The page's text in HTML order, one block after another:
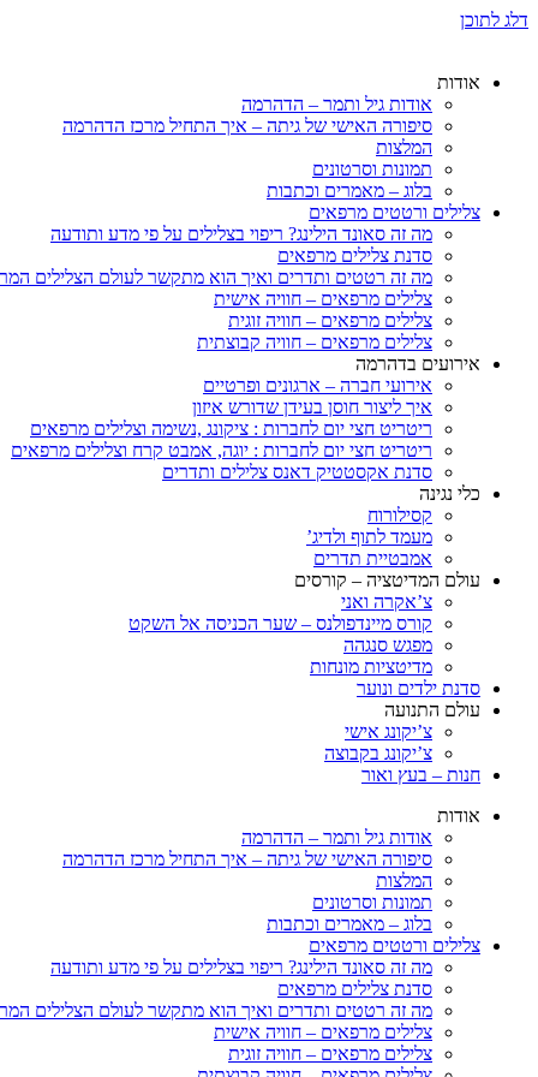
דלג לתוכן
אודות
אודות גיל ותמר – הדהרמה
סיפורה האישי של גיתה – איך התחיל מרכז הדהרמה
המלצות
תמונות וסרטונים
בלוג – מאמרים וכתבות
צלילים ורטטים מרפאים
מה זה סאונד הילינג? ריפוי בצלילים על פי מדע ותודעה
סדנת צלילים מרפאים
מה זה רטטים ותדרים ואיך הוא מתקשר לעולם הצלילים
צלילים מרפאים – חוויה אישית
צלילים מרפאים – חוויה זוגית
צלילים מרפאים – חוויה קבוצתית
אירועים בדהרמה
אירועי חברה – ארגונים ופרטיים
איך ליצור חוסן בעידן שדורש איזון
ריטריט חצי יום לחברות : ציקונג ,נשימה וצלילים מרפאים
ריטריט חצי יום לחברות : יוגה, אמבט קרח וצלילים מרפאים
סדנת אקסטטיק דאנס צלילים ותדרים
כלי נגינה
קסילורוח
מעמד לתוף ולדיג’
אמבטיית תדרים
עולם המדיטציה – קורסים
צ’אקרה ואני
קורס מיינדפולנס – שער הכניסה אל השקט
מפגש סנגהה
מדיטציות מונחות
סדנת ילדים ונוער
עולם התנועה
צ’יקונג אישי
צ’יקונג בקבוצה
חנות – בעץ ואור
אודות
אודות גיל ותמר – הדהרמה
סיפורה האישי של גיתה – איך התחיל מרכז הדהרמה
המלצות
תמונות וסרטונים
בלוג – מאמרים וכתבות
צלילים ורטטים מרפאים
מה זה סאונד הילינג? ריפוי בצלילים על פי מדע ותודעה
סדנת צלילים מרפאים
מה זה רטטים ותדרים ואיך הוא מתקשר לעולם הצלילים
צלילים מרפאים – חוויה אישית
צלילים מרפאים – חוויה זוגית